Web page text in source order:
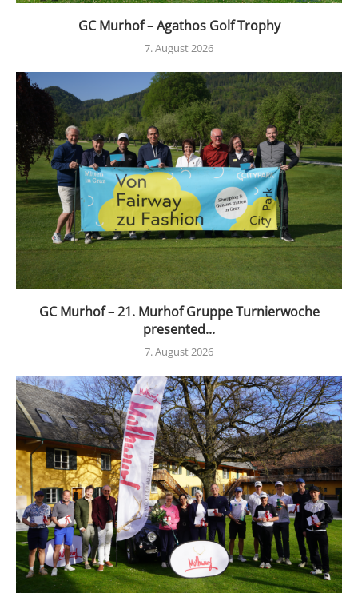
GC Murhof – Agathos Golf Trophy
7. August 2026
GC Murhof – 21. Murhof Gruppe Turnierwoche
presented...
7. August 2026